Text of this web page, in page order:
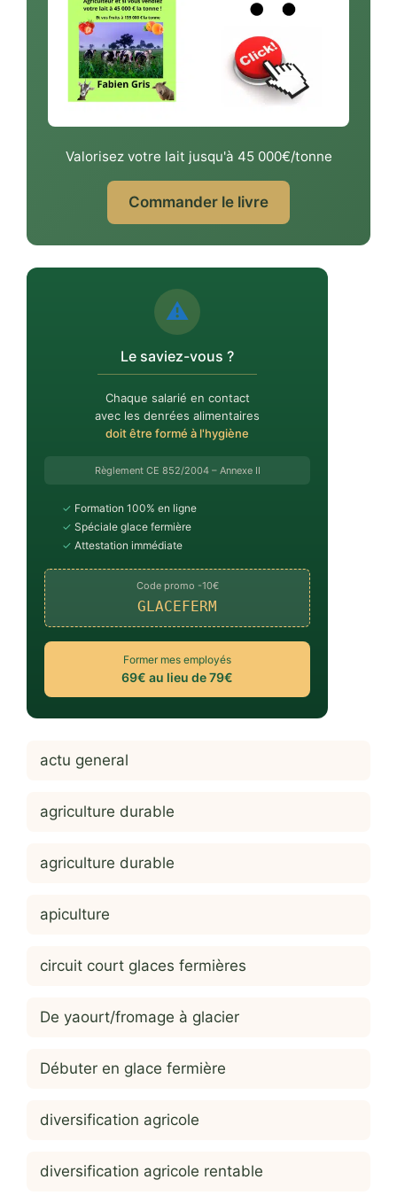
Valorisez votre lait jusqu'à 45 000€/tonne
Commander le livre
⚠️
Le saviez-vous ?
Chaque salarié en contact
avec les denrées alimentaires
doit être formé à l'hygiène
Règlement CE 852/2004 – Annexe II
✓ Formation 100% en ligne
✓ Spéciale glace fermière
✓ Attestation immédiate
Code promo -10€
GLACEFERM
Former mes employés
69€ au lieu de 79€
actu general
agriculture durable
agriculture durable
apiculture
circuit court glaces fermières
De yaourt/fromage à glacier
Débuter en glace fermière
diversification agricole
diversification agricole rentable